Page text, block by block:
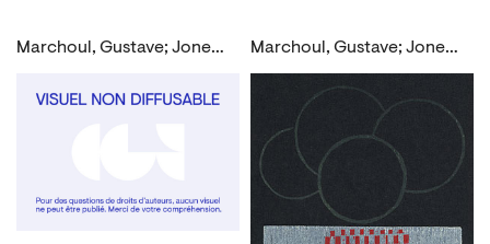
Marchoul, Gustave; Jones, Philippe Marchoul, Gustave; Jones, Philippe